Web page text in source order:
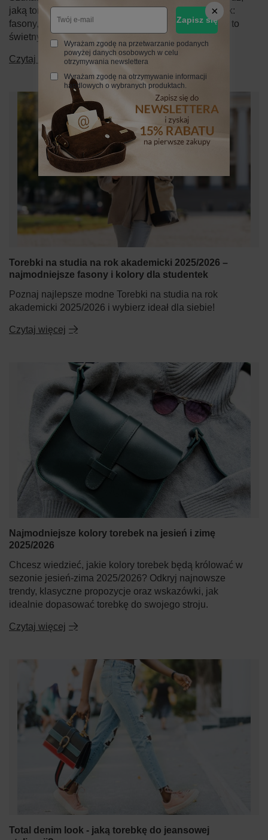
jaką torebkę wybrać dla mamy – praktyczny poradnik:
fasony, kolory, rozmiary i dlaczego skórzana torebka to
świetny pomysł na prezent.
Czytaj więcej
Torebki na studia na rok akademicki 2025/2026 –
najmodniejsze fasony i kolory dla studentek
Poznaj najlepsze modne Torebki na studia na rok
akademicki 2025/2026 i wybierz ideał dla siebie!
Czytaj więcej
Najmodniejsze kolory torebek na jesień i zimę
2025/2026
Chcesz wiedzieć, jakie kolory torebek będą królować w
sezonie jesień-zima 2025/2026? Odkryj najnowsze
trendy, klasyczne propozycje oraz wskazówki, jak
idealnie dopasować torebkę do swojego stroju.
Czytaj więcej
Total denim look - jaką torebkę do jeansowej
Zapisz się
Wyrażam zgodę na przetwarzanie podanych
powyżej danych osobowych w celu
otrzymywania newslettera
Wyrażam zgodę na otrzymywanie informacji
handlowych o wybranych produktach.